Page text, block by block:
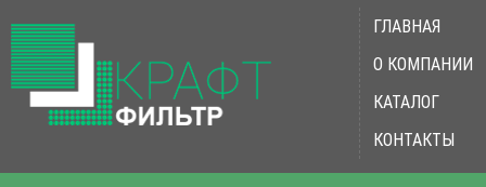
ГЛАВНАЯ
О КОМПАНИИ
КАТАЛОГ
КОНТАКТЫ